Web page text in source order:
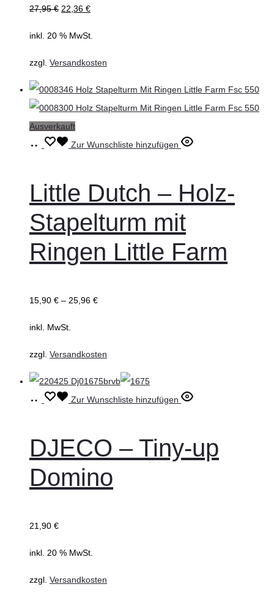
27,95€ 22,36 €
inkl. 20 % MwSt.
zzgl. Versandkosten
Ausverkauft
Select
Dieses
mehrere
Varianten
auf.
Die
der
werden
Zur Wunschliste hinzufügen
Little Dutch – Holz-
Stapelturm mit
Ringen Little Farm
15,90 € – 25,96 €
inkl. MwSt.
zzgl. Versandkosten
In
Zur Wunschliste hinzufügen
DJECO – Tiny-up
Domino
21,90 €
inkl. 20 % MwSt.
zzgl. Versandkosten